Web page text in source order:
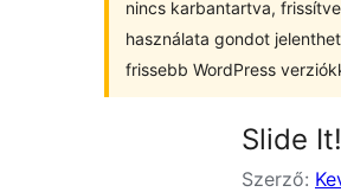
nincs karbantartva,
használata gondot
frissebb WordPress
Slide It!
Szerző: